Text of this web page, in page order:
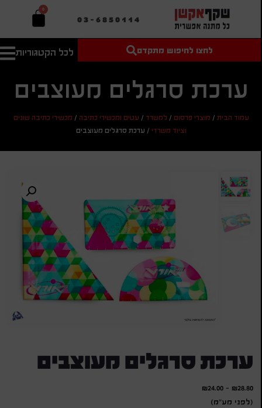
03-6850114
0
לכל הקטגוריות
טקסט חופשי
מחיר מיני'
חיפוש
אישית
לחצו לחיפוש מתקדם
ערכת סרגלים מעוצבים
עמוד הבית/ מוצרי פרסום/ למשרד/ עטים ומכשירי כתיבה/ מכשירי כתיבה שונים
וציוד משרדי/ ערכת סרגלים מעוצבים
ערכת סרגלים מעוצבים
₪28.80
-
₪24.00
(לפני מע"מ)